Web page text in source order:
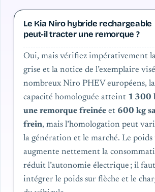
Le Kia Niro hybride rechargeable
peut-il tracter une remorque ?
Oui, mais vérifiez impérativement
grise et la notice de l’exemplaire
nombreux Niro PHEV européens, la
capacité homologuée atteint 1 300
une remorque freinéeet 600 kg
frein, mais l’homologation peut
la génération et le marché. Le poids
augmente nettement la
réduit l’autonomie électrique ; il
intégrer le poids sur flèche et le